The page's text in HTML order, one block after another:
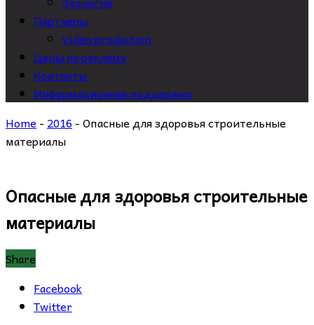
Партнеры
Video production
Цены на рекламу
Контакты
Информационная поддержка
Home- 2016 -Опасные для здоровья строительные
материалы
Опасные для здоровья строительные
материалы
Share
Facebook
Twitter